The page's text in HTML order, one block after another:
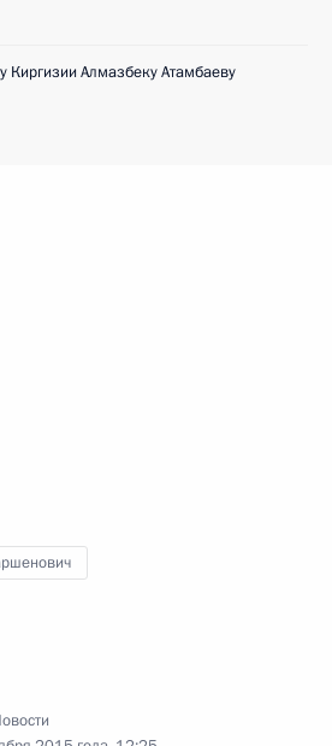
Киргизии Алмазбеку Атамбаеву